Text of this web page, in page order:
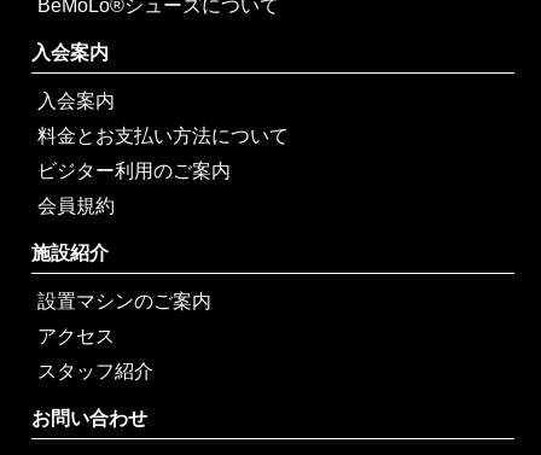
BeMoLo®シューズについて
入会案内
入会案内
料金とお支払い方法について
ビジター利用のご案内
会員規約
施設紹介
設置マシンのご案内
アクセス
スタッフ紹介
お問い合わせ